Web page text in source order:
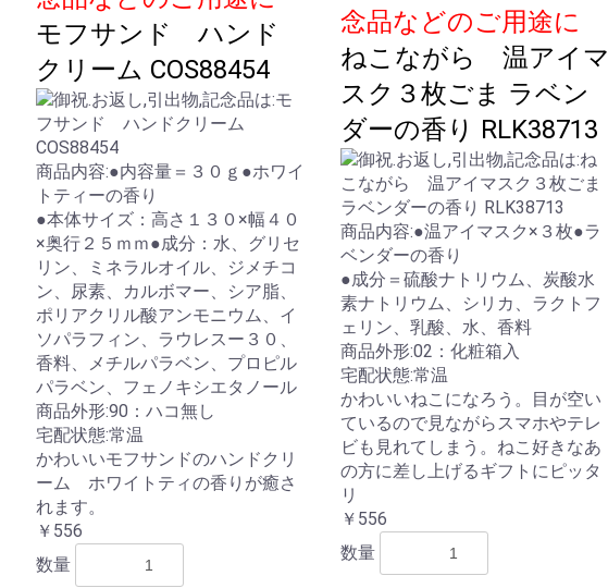
モフサンド ハンド
クリーム COS88454
商品内容:●内容量＝３０ｇ●ホワイ
トティーの香り
●本体サイズ：高さ１３０×幅４０
×奥行２５ｍｍ●成分：水、グリセ
リン、ミネラルオイル、ジメチコ
ン、尿素、カルボマー、シア脂、
ポリアクリル酸アンモニウム、イ
ソパラフィン、ラウレスー３０、
香料、メチルパラベン、プロピル
パラベン、フェノキシエタノール
商品外形:90：ハコ無し
宅配状態:常温
かわいいモフサンドのハンドクリ
ーム ホワイトティの香りが癒さ
れます。
￥556
数量
念品などのご用途に
ねこながら 温アイマ
スク３枚ごま ラベン
ダーの香り RLK38713
商品内容:●温アイマスク×３枚●ラ
ベンダーの香り
●成分＝硫酸ナトリウム、炭酸水
素ナトリウム、シリカ、ラクトフ
ェリン、乳酸、水、香料
商品外形:02：化粧箱入
宅配状態:常温
かわいいねこになろう。目が空い
ているので見ながらスマホやテレ
ビも見れてしまう。ねこ好きなあ
の方に差し上げるギフトにピッタ
リ
￥556
数量
お買い物を続ける カートへ進む